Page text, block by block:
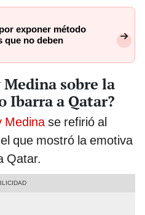
exponer método
que no deben
sobre la
Ibarra a Qatar?
Medinase refirió al
que mostró la emotiva
Qatar.